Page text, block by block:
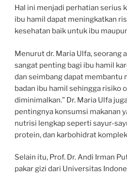
Hal ini menjadi perhatian serius
ibu hamil dapat meningkatkan
kesehatan baik untuk ibu
Menurut dr. Maria Ulfa, seorang
sangat penting bagi ibu hamil
dan seimbang dapat membantu
badan ibu hamil sehingga risiko
diminimalkan.” Dr. Maria Ulfa
pentingnya konsumsi makanan
nutrisi lengkap seperti sayur-
protein, dan karbohidrat
Selain itu, Prof. Dr. Andi Irman
pakar gizi dari Universitas